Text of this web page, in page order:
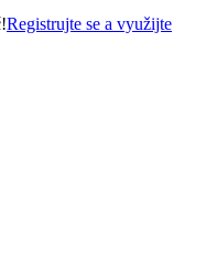
Registrujte se a využijte